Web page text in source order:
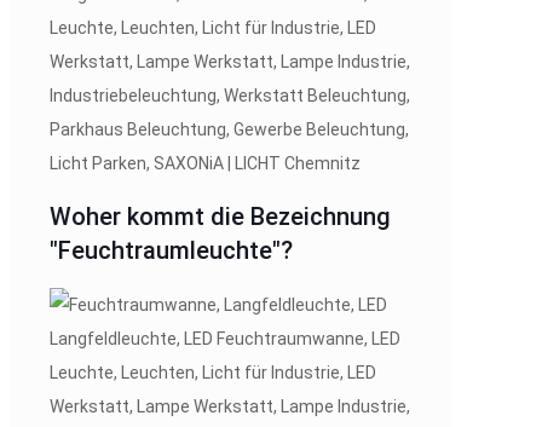
Woher kommt die Bezeichnung
"Feuchtraumleuchte"?